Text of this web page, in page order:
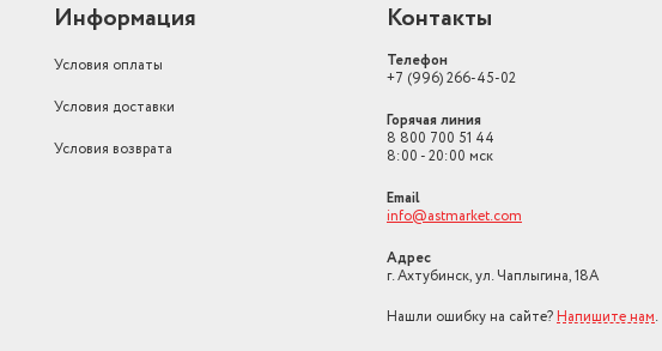
Информация
Условия оплаты
Условия доставки
Условия возврата
Контакты
Телефон
+7 (996) 266-45-02
Горячая линия
8 800 700 51 44
8:00 - 20:00 мск
Email
info@astmarket.com
Адрес
г. Ахтубинск, ул. Чаплыгина, 18А
Нашли ошибку на сайте? Напишите нам.